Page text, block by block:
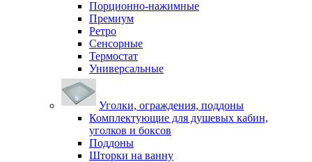
Порционно-нажимные
Премиум
Ретро
Сенсорные
Термостат
Универсальные
Уголки, ограждения, поддоны
Комплектующие для душевых кабин,
уголков и боксов
Поддоны
Шторки на ванну